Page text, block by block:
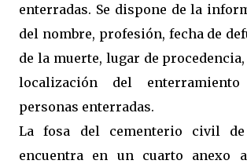
enterradas. Se dispone de la
del nombre, profesión, fecha de
de la muerte, lugar de
localización del
personas enterradas.
La fosa del cementerio civil
encuentra en un cuarto anexo